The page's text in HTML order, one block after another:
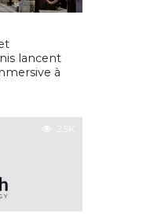
lancent
à
2.5K